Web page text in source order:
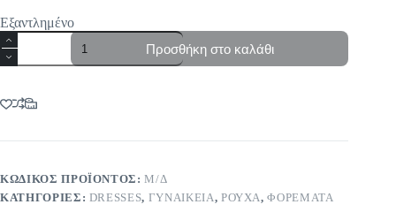
Εξαντλημένο
Φόρεμα
κοντομάνικο
ποσότητα
Προσθήκη στο καλάθι
ΚΩΔΙΚΌΣ ΠΡΟΪΌΝΤΟΣ:Μ/Δ
ΚΑΤΗΓΟΡΊΕΣ: DRESSES, ΓΥΝΑΙΚΕΙΑ, ΡΟΥΧΑ,ΦΟΡΕΜΑΤΑ